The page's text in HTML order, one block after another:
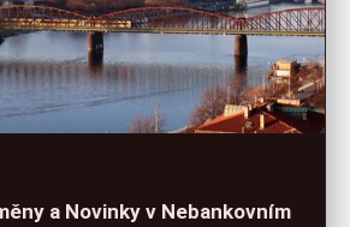
a Novinky v Nebankovním